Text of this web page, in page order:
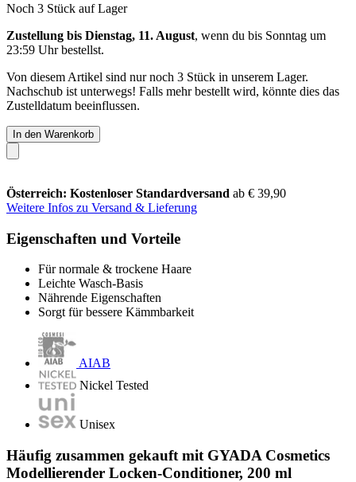
Noch 3 Stück auf Lager
Zustellung bis Dienstag, 11. August, wenn du bis Sonntag um
23:59 Uhrbestellst.
Von diesem Artikel sind nur noch 3 Stück in unserem Lager.
Nachschub ist unterwegs! Falls mehr bestellt wird, könnte dies das
Zustelldatum beeinflussen.
In den Warenkorb
Österreich: Kostenloser Standardversand ab € 39,90
Weitere Infos zu Versand & Lieferung
Eigenschaften und Vorteile
Für normale & trockene Haare
Leichte Wasch-Basis
Nährende Eigenschaften
Sorgt für bessere Kämmbarkeit
AIAB
Nickel Tested
Unisex
Häufig zusammen gekauft mit GYADA Cosmetics
Modellierender Locken-Conditioner, 200 ml